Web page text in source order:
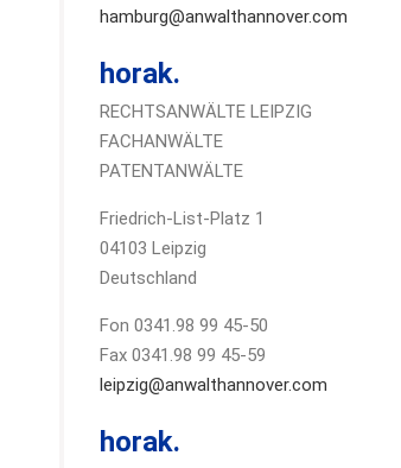
hamburg@anwalthannover.com
horak.
RECHTSANWÄLTE LEIPZIG
FACHANWÄLTE
PATENTANWÄLTE
Friedrich-List-Platz 1
04103 Leipzig
Deutschland
Fon 0341.98 99 45-50
Fax 0341.98 99 45-59
leipzig@anwalthannover.com
horak.